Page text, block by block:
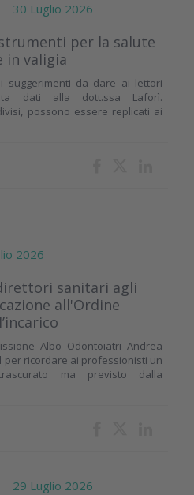
30 Luglio 2026
per la salute
in valigia
suggerimenti da dare ai lettori
dati alla dott.ssa Laforì.
possono essere replicati ai
2026
sanitari agli
all'Ordine
Albo Odontoiatri Andrea
per ricordare ai professionisti un
ma previsto dalla
29 Luglio 2026